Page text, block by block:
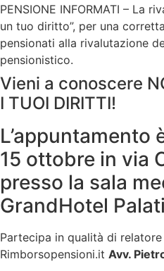
PENSIONE INFORMATI – La
un tuo diritto”, per una
pensionati alla rivalutazione
pensionistico.
Vieni a conoscere
I TUOI DIRITTI!
L’appuntamento
15 ottobre in via
presso la sala
GrandHotel
Partecipa in qualità di
Rimborsopensioni.it Avv.